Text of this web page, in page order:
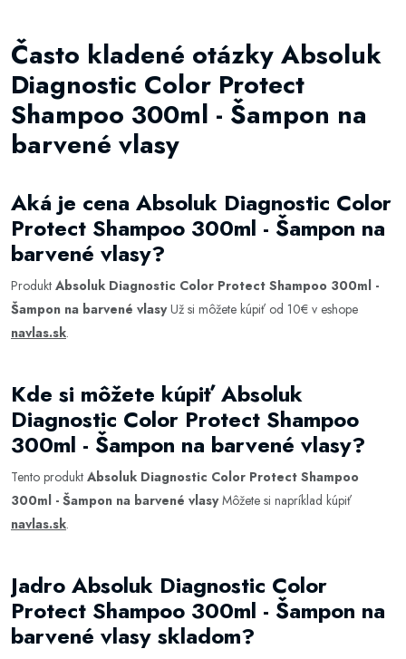
Často kladené otázky Absoluk
Diagnostic Color Protect
Shampoo 300ml - Šampon na
barvené vlasy
Aká je cena Absoluk Diagnostic Color
Protect Shampoo 300ml - Šampon na
barvené vlasy?
Produkt Absoluk Diagnostic Color Protect Shampoo 300ml -
Šampon na barvené vlasyUž si môžete kúpiť od 10€ v eshope
navlas.sk.
Kde si môžete kúpiť Absoluk
Diagnostic Color Protect Shampoo
300ml - Šampon na barvené vlasy?
Tento produkt Absoluk Diagnostic Color Protect Shampoo
300ml - Šampon na barvené vlasyMôžete si napríklad kúpiť
navlas.sk.
Jadro Absoluk Diagnostic Color
Protect Shampoo 300ml - Šampon na
barvené vlasy skladom?